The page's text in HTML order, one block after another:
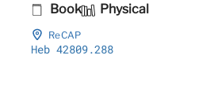
Book Physical
ReCAP
Heb 42809.288